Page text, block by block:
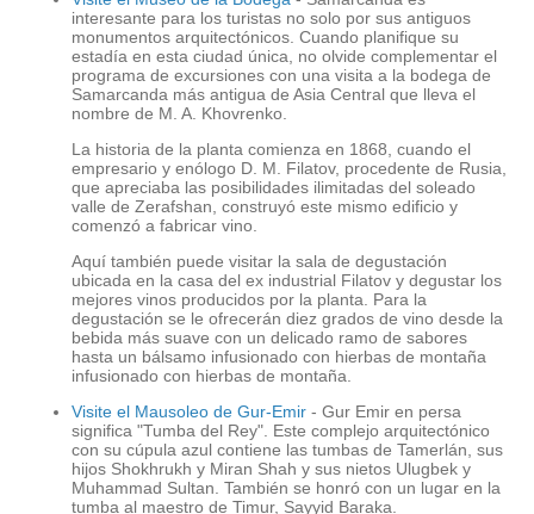
interesante para los turistas no solo por sus antiguos
monumentos arquitectónicos. Cuando planifique su
estadía en esta ciudad única, no olvide complementar el
programa de excursiones con una visita a la bodega de
Samarcanda más antigua de Asia Central que lleva el
nombre de M. A. Khovrenko.
La historia de la planta comienza en 1868, cuando el
empresario y enólogo D. M. Filatov, procedente de Rusia,
que apreciaba las posibilidades ilimitadas del soleado
valle de Zerafshan, construyó este mismo edificio y
comenzó a fabricar vino.
Aquí también puede visitar la sala de degustación
ubicada en la casa del ex industrial Filatov y degustar los
mejores vinos producidos por la planta. Para la
degustación se le ofrecerán diez grados de vino desde la
bebida más suave con un delicado ramo de sabores
hasta un bálsamo infusionado con hierbas de montaña
infusionado con hierbas de montaña.
Visite el Mausoleo de Gur-Emir - Gur Emir en persa
significa "Tumba del Rey". Este complejo arquitectónico
con su cúpula azul contiene las tumbas de Tamerlán, sus
hijos Shokhrukh y Miran Shah y sus nietos Ulugbek y
Muhammad Sultan. También se honró con un lugar en la
tumba al maestro de Timur, Sayyid Baraka.